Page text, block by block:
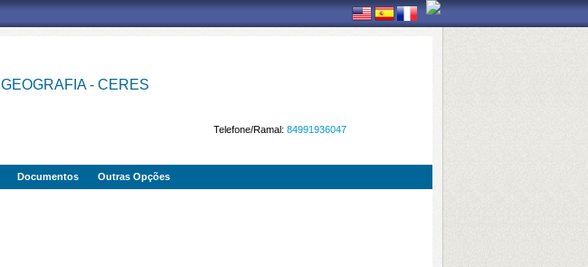
- CERES
Telefone/Ramal: 84991936047
Documentos Outras Opções